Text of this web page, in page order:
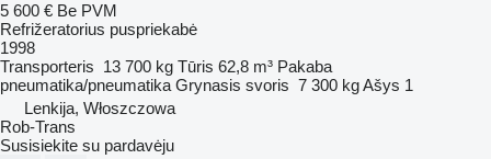
5 600 € Be PVM
Refrižeratorius puspriekabė
1998
Transporteris 13 700 kg Tūris 62,8 m³ Pakaba
pneumatika/pneumatika Grynasis svoris 7 300 kgAšys 1
Lenkija, Włoszczowa
Rob-Trans
Susisiekite su pardavėju